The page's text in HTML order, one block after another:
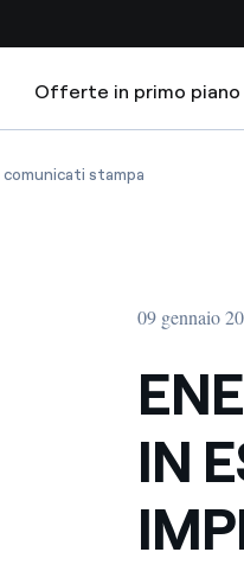
Offerte in primo piano
comunicati stampa
09 gennaio
IN